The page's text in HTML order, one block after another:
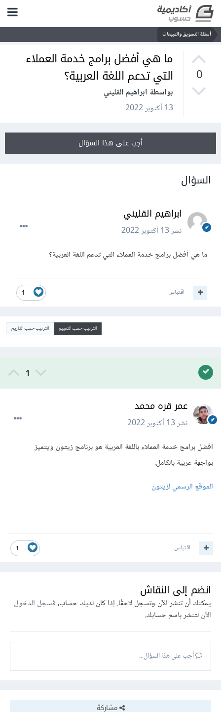
أسئلة التسويق والمبيعات
0
ما هي أفضل برامج خدمة العملاء
التي تدعم اللغة العربية؟
بواسطة ابراهيم القليني
13 أكتوبر 2022
أجب على هذا السؤال
السؤال
ابراهيم القليني
نشر13 أكتوبر 2022
ما هي أفضل برامج خدمة العملاء التي تدعم اللغة العربية؟
1 اقتباس
الترتيب حسب التقييم الترتيب حسب التاريخ
1
عمر قره محمد
نشر13 أكتوبر 2022
افضل برامج خدمة العملاء باللغة العربية هو برنامج زيتون ويتميز
بواجهة عربية بالكامل.
الموقع الرسمي لزيتون
1 اقتباس
انضم إلى النقاش
يمكنك أن تنشر الآن وتسجل لاحقًا. إذا كان لديك حساب،فسجل الدخول
الآنلتنشر باسم حسابك.
أجب على هذا السؤال...
مشاركة